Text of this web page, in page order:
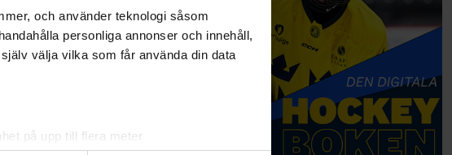
och använder teknologi såsom
personliga annonser och innehåll,
välja vilka som får använda din data
på upp till flera meter